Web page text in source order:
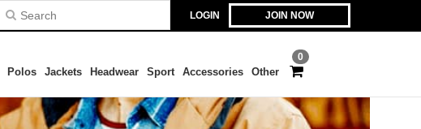
LOGIN JOIN NOW
0
Polos Jackets Headwear Sport Accessories Other